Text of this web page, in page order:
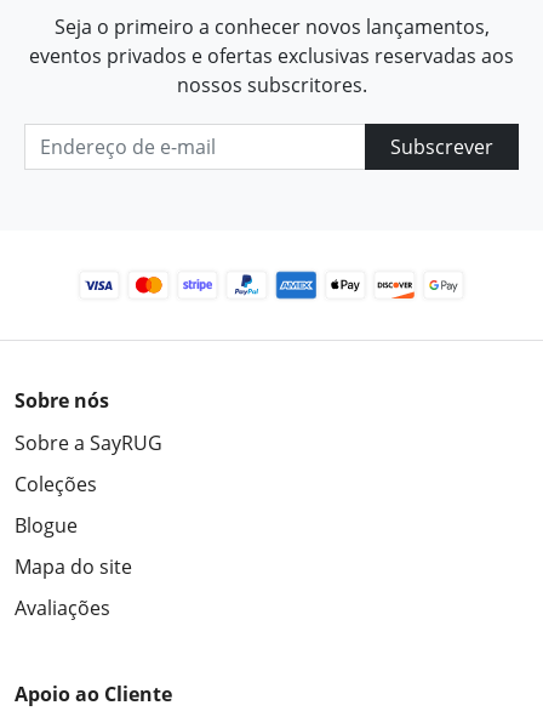
Seja o primeiro a conhecer novos lançamentos,
eventos privados e ofertas exclusivas reservadas aos
nossos subscritores.
Subscrever
Sobre nós
Sobre a SayRUG
Coleções
Blogue
Mapa do site
Avaliações
Apoio ao Cliente